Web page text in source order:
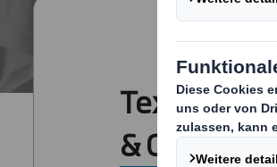
Textilien,
& Gepäck